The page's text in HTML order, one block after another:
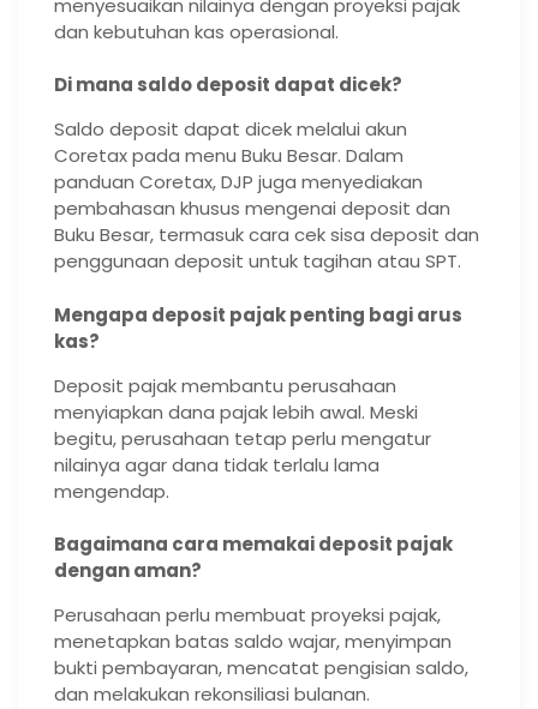
menyesuaikan nilainya dengan proyeksi pajak
dan kebutuhan kas operasional.
Di mana saldo deposit dapat dicek?
Saldo deposit dapat dicek melalui akun
Coretax pada menu Buku Besar. Dalam
panduan Coretax, DJP juga menyediakan
pembahasan khusus mengenai deposit dan
Buku Besar, termasuk cara cek sisa deposit dan
penggunaan deposit untuk tagihan atau SPT.
Mengapa deposit pajak penting bagi arus
kas?
Deposit pajak membantu perusahaan
menyiapkan dana pajak lebih awal. Meski
begitu, perusahaan tetap perlu mengatur
nilainya agar dana tidak terlalu lama
mengendap.
Bagaimana cara memakai deposit pajak
dengan aman?
Perusahaan perlu membuat proyeksi pajak,
menetapkan batas saldo wajar, menyimpan
bukti pembayaran, mencatat pengisian saldo,
dan melakukan rekonsiliasi bulanan.